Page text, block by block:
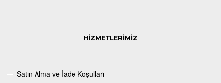
HİZMETLERİMİZ
Satın Alma ve İade Koşulları